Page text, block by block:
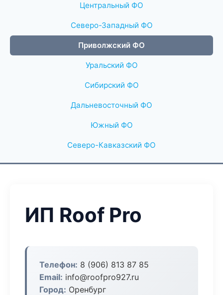
Центральный ФО
Северо-Западный ФО
Приволжский ФО
Уральский ФО
Сибирский ФО
Дальневосточный ФО
Южный ФО
Северо-Кавказский ФО
ИП Roof Pro
Телефон: 8 (906) 813 87 85
Email: info@roofpro927.ru
Город: Оренбург